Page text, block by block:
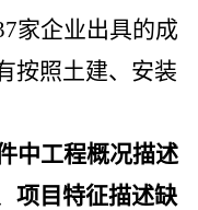
家企业出具的成
按照土建、安装
中工程概况描述
项目特征描述缺